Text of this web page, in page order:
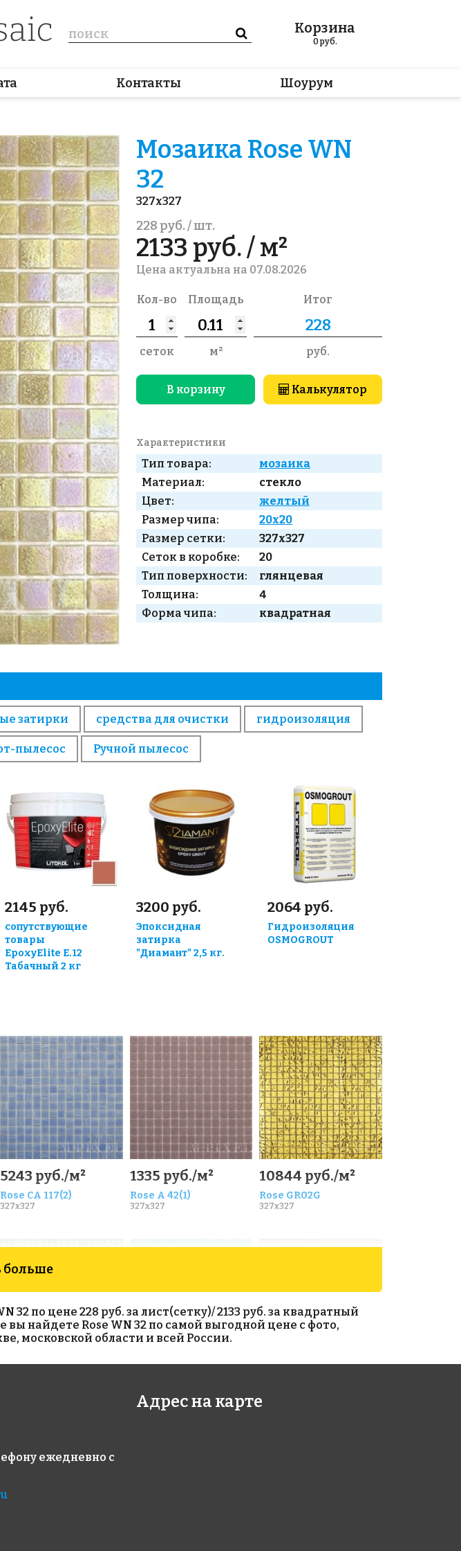
Корзина
0руб.
Контакты Шоурум
Мозаика Rose WN
32
327x327
228 руб. / шт.
2133 руб. / м²
Цена актуальна на 07.08.2026
Кол-во
сеток
Площадь
м²
Итог
руб.
В корзину Калькулятор
Характеристики
Тип товара:
мозаика
Материал:
стекло
Цвет:
желтый
Размер чипа:
20x20
Размер сетки:
327x327
Сеток в коробке:
20
Тип поверхности:
глянцевая
Толщина:
4
Форма чипа:
квадратная
затирки средства для очистки гидроизоляция
пылесос Ручной пылесос
2145 руб.
сопутствующие
товары
EpoxyElite E.12
Табачный 2 кг
3200 руб.
Эпоксидная
затирка
"Диамант" 2,5 кг.
2064 руб.
Гидроизоляция
OSMOGROUT
5243 руб./м²
Rose CA 117(2)
327x327
1335 руб./м²
Rose A 42(1)
327x327
10844 руб./м²
Rose GR02G
327x327
Rose A 63(2)
327x327
Rose WB 81
327x327
больше
по цене 228 руб. за лист(сетку)/ 2133 руб. за квадратный
найдете Rose WN 32 по самой выгодной цене с фото,
московской области и всей России.
ежедневно с
Адрес на карте